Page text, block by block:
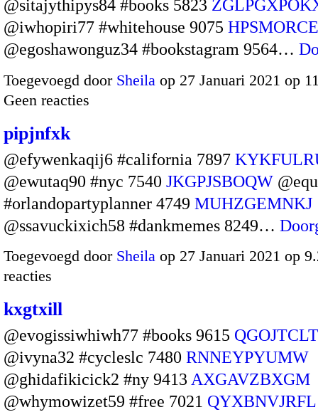
@sitajythipys84 #books 5823
@iwhopiri77 #whitehouse 9075
@egoshawonguz34 #bookstagram 9564…
Toegevoegd door Sheila op 27 Januari 2021 op
Geen reacties
pipjnfxk
@efywenkaqij6 #california 7897
@ewutaq90 #nyc 7540 JKGPJSBOQW
#orlandopartyplanner 4749 MUHZGEMNKJ
@ssavuckixich58 #dankmemes 8249…
Toegevoegd door Sheila op 27 Januari 2021 op
reacties
kxgtxill
@evogissiwhiwh77 #books 9615
@ivyna32 #cycleslc 7480 RNNEYPYUMW
@ghidafikicick2 #ny 9413 AXGAVZBXGM
@whymowizet59 #free 7021 QYXBNVJRFL